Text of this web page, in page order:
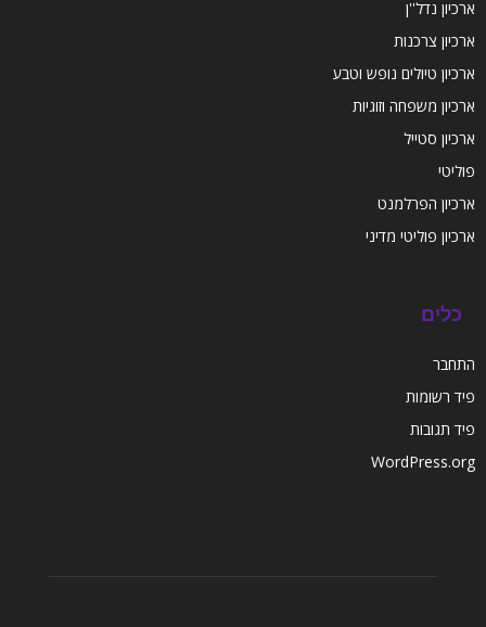
ארכיון נדל''ן
ארכיון צרכנות
ארכיון טיולים נופש וטבע
ארכיון משפחה וזוגיות
ארכיון סטייל
פוליטי
ארכיון הפרלמנט
ארכיון פוליטי מדיני
כלים
התחבר
פיד רשומות
פיד תגובות
WordPress.org